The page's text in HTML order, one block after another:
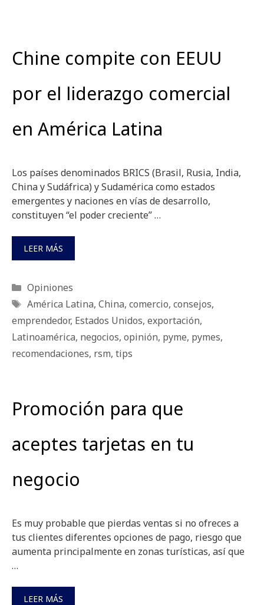
Chine compite con EEUU
por el liderazgo comercial
en América Latina
Los países denominados BRICS (Brasil, Rusia, India,
China y Sudáfrica) y Sudamérica como estados
emergentes y naciones en vías de desarrollo,
constituyen “el poder creciente” …
LEER MÁS
Categorías
Opiniones
Etiquetas
América Latina, China, comercio, consejos,
emprendedor, Estados Unidos, exportación,
Latinoamérica, negocios, opinión, pyme, pymes,
recomendaciones, rsm, tips
Promoción para que
aceptes tarjetas en tu
negocio
Es muy probable que pierdas ventas si no ofreces a
tus clientes diferentes opciones de pago, riesgo que
aumenta principalmente en zonas turísticas, así que
…
LEER MÁS